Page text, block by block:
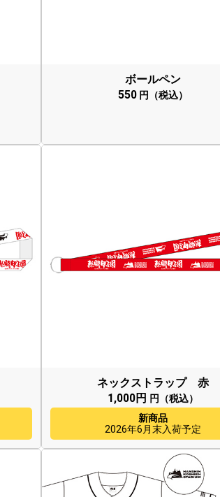
ボールペン
550 円（税込）
ネックストラップ 赤
1,000円
円（税込）
新商品
2026年6月末入荷予定